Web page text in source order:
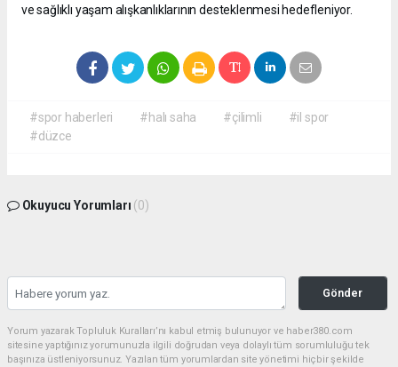
ve sağlıklı yaşam alışkanlıklarının desteklenmesi hedefleniyor.
#spor haberleri #halı saha #çilimli
#il spor
#düzce
Okuyucu Yorumları (0)
Gönder
Yorum yazarak Topluluk Kuralları’nı kabul etmiş bulunuyor ve haber380.com
sitesine yaptığınız yorumunuzla ilgili doğrudan veya dolaylı tüm sorumluluğu tek
başınıza üstleniyorsunuz. Yazılan tüm yorumlardan site yönetimi hiçbir şekilde